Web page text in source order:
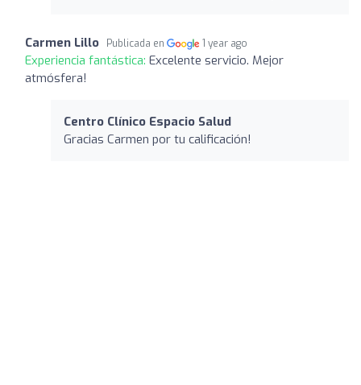
Carmen Lillo Publicada en 1 year ago
Experiencia fantástica: Excelente servicio. Mejor
atmósfera!
Centro Clínico Espacio Salud
Gracias Carmen por tu calificación!